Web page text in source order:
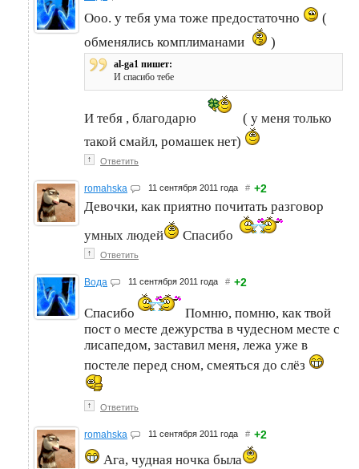
Ооо. у тебя ума тоже предостаточно
(
обменялись комплиманами
)
al-ga1 пишет:
И спасибо тебе
И тебя , благодарю
( у меня только
такой смайл, ромашек нет)
↑ Ответить
romahska 11 сентября 2011 года # +2
Девочки, как приятно почитать разговор
умных людей
Спасибо
↑ Ответить
Вода 11 сентября 2011 года # +2
Спасибо
Помню, помню, как твой
пост о месте дежурства в чудесном месте с
лисапедом, заставил меня, лежа уже в
постеле перед сном, смеяться до слёз
↑ Ответить
romahska 11 сентября 2011 года # +2
Ага, чудная ночка была